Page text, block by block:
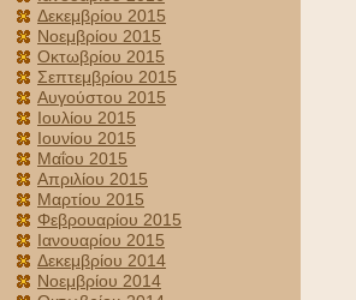
Δεκεμβρίου 2015
Νοεμβρίου 2015
Οκτωβρίου 2015
Σεπτεμβρίου 2015
Αυγούστου 2015
Ιουλίου 2015
Ιουνίου 2015
Μαΐου 2015
Απριλίου 2015
Μαρτίου 2015
Φεβρουαρίου 2015
Ιανουαρίου 2015
Δεκεμβρίου 2014
Νοεμβρίου 2014